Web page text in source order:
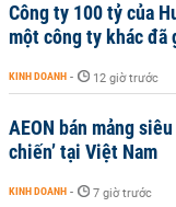
Công ty 100 tỷ của
một công ty khác đã
KINH DOANH - 12 giờ trước
AEON bán mảng
chiến’ tại Việt Nam
KINH DOANH - 7 giờ trước